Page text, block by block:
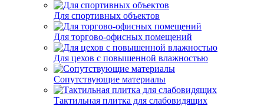
Для спортивных объектов
Для торгово-офисных помещений
Для цехов с повышенной влажностью
Сопутствующие материалы
Тактильная плитка для слабовидящих